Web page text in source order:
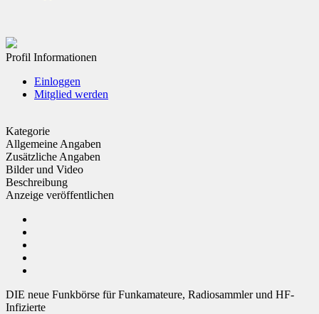
Profil Informationen
Einloggen
Mitglied werden
Kategorie
Allgemeine Angaben
Zusätzliche Angaben
Bilder und Video
Beschreibung
Anzeige veröffentlichen
DIE neue Funkbörse für Funkamateure, Radiosammler und HF-
Infizierte